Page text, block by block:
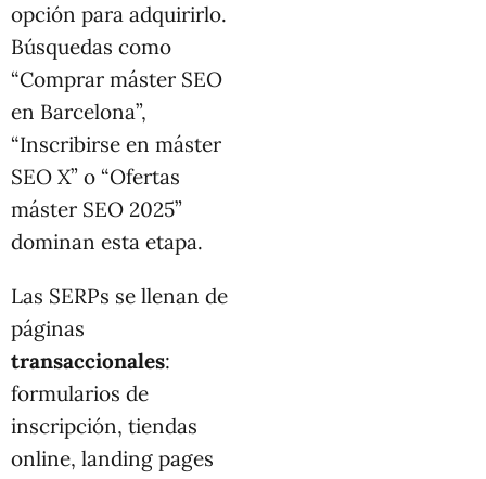
opción para adquirirlo.
Búsquedas como
“Comprar máster SEO
en Barcelona”,
“Inscribirse en máster
SEO X” o “Ofertas
máster SEO 2025”
dominan esta etapa.
Las SERPs se llenan de
páginas
transaccionales:
formularios de
inscripción, tiendas
online, landing pages